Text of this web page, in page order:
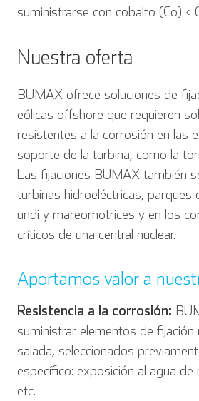
suministrarse con cobalto (Co) <
Nuestra oferta
BUMAX ofrece soluciones de
eólicas offshore que requieren
resistentes a la corrosión en las
soporte de la turbina, como la
Las fijaciones BUMAX también
turbinas hidroeléctricas, parques
undi y mareomotrices y en los
críticos de una central nuclear.
Aportamos valor a
Resistencia a la corrosión:
suministrar elementos de
salada, seleccionados
específico: exposición al agua de
etc.